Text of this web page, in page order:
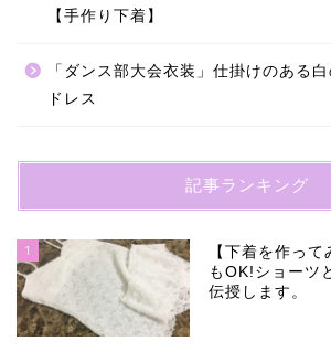
【手作り下着】
「ダンス部大会衣装」仕掛けのある
ドレス
記事ランキング
1
【下着を作っ
もOK!ショーツ
伝授します。